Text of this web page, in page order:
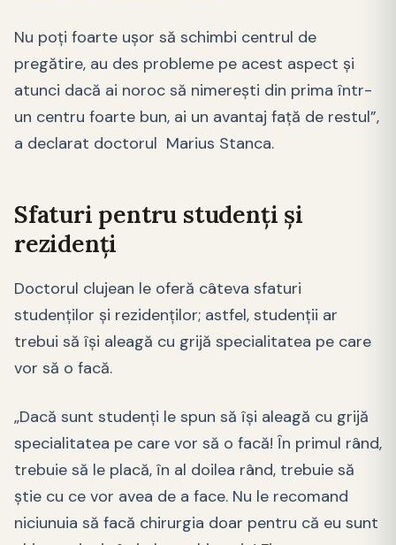
Nu poți foarte ușor să schimbi centrul de
pregătire, au des probleme pe acest aspect și
atunci dacă ai noroc să nimerești din prima într-
un centru foarte bun, ai un avantaj față de restul”,
a declarat doctorul Marius Stanca.
Sfaturi pentru studenți și
rezidenți
Doctorul clujean le oferă câteva sfaturi
studenților și rezidenților; astfel, studenții ar
trebui să își aleagă cu grijă specialitatea pe care
vor să o facă.
„Dacă sunt studenți le spun să își aleagă cu grijă
specialitatea pe care vor să o facă! În primul rând,
trebuie să le placă, în al doilea rând, trebuie să
știe cu ce vor avea de a face. Nu le recomand
niciunuia să facă chirurgia doar pentru că eu sunt